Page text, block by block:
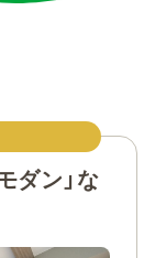
ダン」な